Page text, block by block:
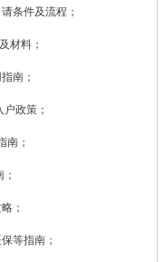
条件及流程；
材料；
南；
政策；
南；
；
等指南；